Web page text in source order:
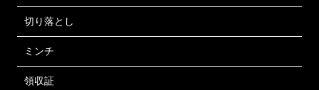
切り落とし
ミンチ
領収証